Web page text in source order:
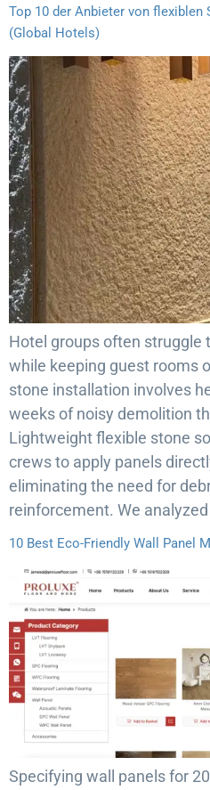
Top 10 der Anbieter von flexiblen
(Global Hotels)
Hotel groups often struggle
while keeping guest rooms
stone installation involves
weeks of noisy demolition
Lightweight flexible stone
crews to apply panels
eliminating the need for
reinforcement. We
10 Best Eco-Friendly Wall Panel
Specifying wall panels for